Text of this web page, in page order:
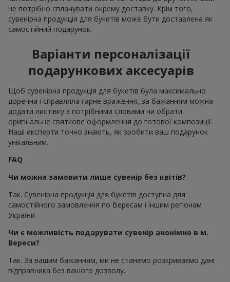
не потрібно сплачувати окрему доставку. Крім того,
сувенірна продукція для букетів може бути доставлена як
самостійний подарунок.
Варіанти персоналізації
подарункових аксесуарів
Щоб сувенірна продукція для букетів була максимально
доречна і справляла гарне враження, за бажанням можна
додати листівку з потрібними словами чи обрати
оригінальне святкове оформлення до готової композиції.
Наші експерти точно знають, як зробити ваш подарунок
унікальним.
FAQ
Чи можна замовити лише сувенір без квітів?
Так. Сувенірна продукція для букетів доступна для
самостійного замовлення по Вересам і іншим регіонам
України.
Чи є можливість подарувати сувенір анонімно в м.
Вереси?
Так. За вашим бажанням, ми не станемо розкриваємо дані
відправника без вашого дозволу.